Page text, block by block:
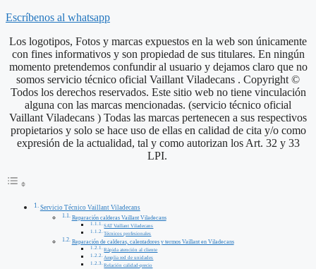
Escríbenos al whatsapp
Los logotipos, Fotos y marcas expuestos en la web son únicamente
con fines informativos y son propiedad de sus titulares. En ningún
momento pretendemos confundir al usuario y dejamos claro que no
somos servicio técnico oficial Vaillant Viladecans . Copyright ©
Todos los derechos reservados. Este sitio web no tiene vinculación
alguna con las marcas mencionadas. (servicio técnico oficial
Vaillant Viladecans ) Todas las marcas pertenecen a sus respectivos
propietarios y solo se hace uso de ellas en calidad de cita y/o como
expresión de la actualidad, tal y como autorizan los Art. 32 y 33
LPI.
Servicio Técnico Vaillant Viladecans
Reparación calderas Vaillant Viladecans
SAT Vaillant Viladecans
Técnicos profesionales
Reparación de calderas, calentadores y termos Vaillant en Viladecans
Rápida atención al cliente
Amplia red de unidades
Relación calidad-precio